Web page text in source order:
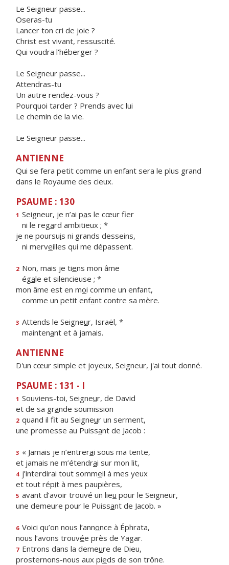
Le Seigneur passe...
Oseras-tu
Lancer ton cri de joie ?
Christ est vivant, ressuscité.
Qui voudra l'héberger ?
Le Seigneur passe...
Attendras-tu
Un autre rendez-vous ?
Pourquoi tarder ? Prends avec lui
Le chemin de la vie.
Le Seigneur passe...
ANTIENNE
Qui se fera petit comme un enfant sera le plus grand
dans le Royaume des cieux.
PSAUME : 130
1 Seigneur, je n’ai pas le cœur fier
ni le regard ambitieux ; *
je ne poursuis ni grands desseins,
ni merveilles qui me dépassent.
2 Non, mais je tiens mon âme
égale et silencieuse ; *
mon âme est en moi comme un enfant,
comme un petit enfant contre sa mère.
3 Attends le Seigneur, Israël, *
maintenant et à jamais.
ANTIENNE
D'un cœur simple et joyeux, Seigneur, j'ai tout donné.
PSAUME : 131 - I
1 Souviens-toi, Seigneur, de David
et de sa grande soumission
2 quand il fit au Seigneur un serment,
une promesse au Puissant de Jacob :
3 « Jamais je n’entrerai sous ma tente,
et jamais ne m’étendrai sur mon lit,
4 j’interdirai tout sommeil à mes yeux
et tout répit à mes paupières,
5 avant d’avoir trouvé un lieu pour le Seigneur,
une demeure pour le Puissant de Jacob. »
6 Voici qu’on nous l’annonce à Éphrata,
nous l’avons trouvée près de Yagar.
7 Entrons dans la demeure de Dieu,
prosternons-nous aux pieds de son trône.